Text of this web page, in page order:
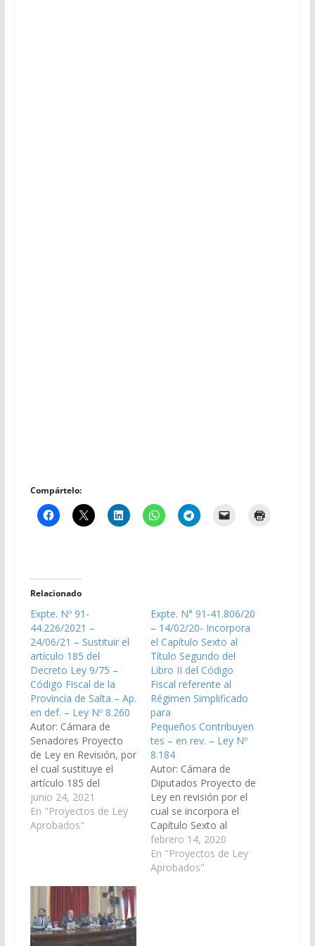
Compártelo:
Relacionado
Expte. Nº 91-
44.226/2021 –
24/06/21 – Sustituir el
artículo 185 del
Decreto Ley 9/75 –
Código Fiscal de la
Provincia de Salta – Ap.
en def. – Ley Nº 8.260
Autor: Cámara de
Senadores Proyecto
de Ley en Revisión, por
el cual sustituye el
artículo 185 del
Decreto Ley 9/75 –
Código Fiscal de la
Provincia de Salta
Económicas de
carácter obligatorio
para pequeños
contribuyentes
junio 24, 2021
En "Proyectos de Ley
Aprobados"
Expte. N° 91-41.806/20
– 14/02/20- Incorpora
el Capítulo Sexto al
Título Segundo del
Libro II del Código
Fiscal referente al
Régimen Simplificado
para
Pequeños Contribuyen
tes – en rev. – Ley Nº
8.184
Autor: Cámara de
Diputados Proyecto de
Ley en revisión por el
cual se incorpora el
Capítulo Sexto al
Título Segundo del
Libro II del Código
Fiscal referente al
febrero 14, 2020
En "Proyectos de Ley
Aprobados"